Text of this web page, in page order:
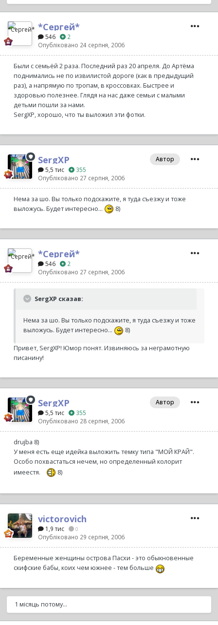
*Сергей*
546
2
Опубліковано 24 серпня, 2006
Были с семьёй 2 раза. Последний раз 20 апреля. До Артёма
поднимались не по извилистой дороге (как в предыдущий
раз), а напрямую по тропам, в кроссовках. Быстрее и
здоровью полезнее. Глядя на нас даже семьи с малыми
детьми пошли за нами.
SergXP, хорошо, что ты выложил эти фотки.
SergXP
5,5 тис
355
Опубліковано 27 серпня, 2006
Автор
Нема за шо. Вы только подскажите, я туда съезжу и тоже
выложусь. Будет интересно...
8)
*Сергей*
546
2
Опубліковано 27 серпня, 2006
SergXP сказав:
Нема за шо. Вы только подскажите, я туда съезжу и тоже
выложусь. Будет интересно...
8)
Привет, SergXP! Юмор понят. Извиняюсь за неграмотную
писанину!
SergXP
5,5 тис
355
Опубліковано 28 серпня, 2006
Автор
drujba 8)
У меня есть еще идейка выложить темку типа "МОЙ КРАЙ".
Особо похвастаться нечем, но определенный колорит
имеестя.
8)
victorovich
1,9 тис 0
Опубліковано 29 серпня, 2006
Беременные женщины острова Пасхи - это обыкновенные
скифские бабы, коих чем южнее - тем больше
1 місяць потому...